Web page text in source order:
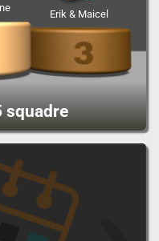
squadre
Erik & Maicel